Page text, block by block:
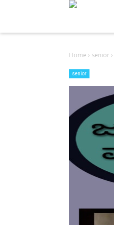
Home › senior›
senior